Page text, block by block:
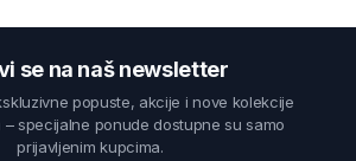
se na naš newsletter
popuste, akcije i nove kolekcije
– specijalne ponude dostupne su samo
prijavljenim kupcima.